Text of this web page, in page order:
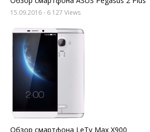
15.09.2016- 6 127 Views
Обзор смартфона LeTv Max X900